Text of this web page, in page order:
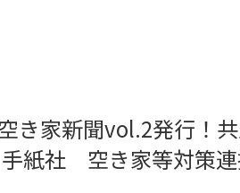
空き家新聞vol.2発行！
紙社 空き家等対策連